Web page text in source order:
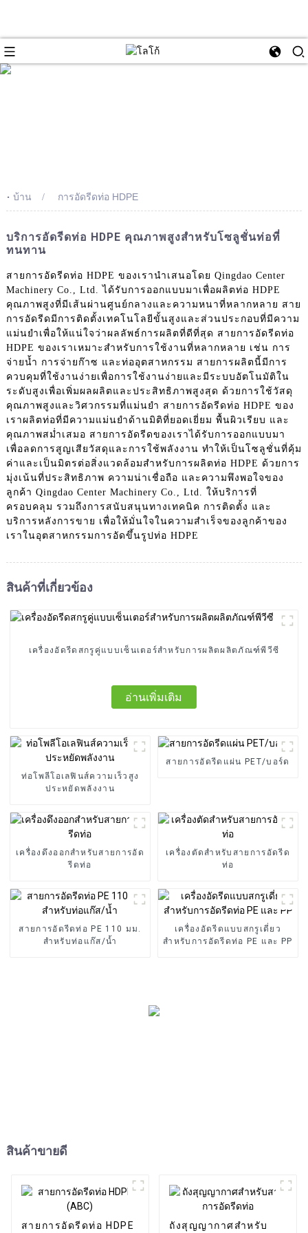
- บ้าน การอัดรีดท่อ HDPE
บริการอัดรีดท่อ HDPE คุณภาพสูงสำหรับโซลูชั่นท่อที่
ทนทาน
สายการอัดรีดท่อ HDPE ของเรานำเสนอโดย Qingdao Center
Machinery Co., Ltd. ได้รับการออกแบบมาเพื่อผลิตท่อ HDPE
คุณภาพสูงที่มีเส้นผ่านศูนย์กลางและความหนาที่หลากหลาย สาย
การอัดรีดมีการติดตั้งเทคโนโลยีขั้นสูงและส่วนประกอบที่มีความ
แม่นยำเพื่อให้แน่ใจว่าผลลัพธ์การผลิตที่ดีที่สุด สายการอัดรีดท่อ
HDPE ของเราเหมาะสำหรับการใช้งานที่หลากหลาย เช่น การ
จ่ายน้ำ การจ่ายก๊าซ และท่ออุตสาหกรรม สายการผลิตนี้มีการ
ควบคุมที่ใช้งานง่ายเพื่อการใช้งานง่ายและมีระบบอัตโนมัติใน
ระดับสูงเพื่อเพิ่มผลผลิตและประสิทธิภาพสูงสุด ด้วยการใช้วัสดุ
คุณภาพสูงและวิศวกรรมที่แม่นยำ สายการอัดรีดท่อ HDPE ของ
เราผลิตท่อที่มีความแม่นยำด้านมิติที่ยอดเยี่ยม พื้นผิวเรียบ และ
คุณภาพสม่ำเสมอ สายการอัดรีดของเราได้รับการออกแบบมา
เพื่อลดการสูญเสียวัสดุและการใช้พลังงาน ทำให้เป็นโซลูชั่นที่คุ้ม
ค่าและเป็นมิตรต่อสิ่งแวดล้อมสำหรับการผลิตท่อ HDPE ด้วยการ
มุ่งเน้นที่ประสิทธิภาพ ความน่าเชื่อถือ และความพึงพอใจของ
ลูกค้า Qingdao Center Machinery Co., Ltd. ให้บริการที่
ครอบคลุม รวมถึงการสนับสนุนทางเทคนิค การติดตั้ง และ
บริการหลังการขาย เพื่อให้มั่นใจในความสำเร็จของลูกค้าของ
เราในอุตสาหกรรมการอัดขึ้นรูปท่อ HDPE
สินค้าที่เกี่ยวข้อง
เครื่องอัดรีดสกรูคู่แบบเซ็นเตอร์สำหรับการผลิตผลิตภัณฑ์พีวีซี
อ่านเพิ่มเติม
ท่อโพลีโอเลฟินส์ความเร็วสูง
ประหยัดพลังงาน
สายการอัดรีดแผ่น PET/บอร์ด
เครื่องดึงออกสำหรับสายการอัด
รีดท่อ
เครื่องตัดสำหรับสายการอัดรีด
ท่อ
สายการอัดรีดท่อ PE 110 มม.
สำหรับท่อแก๊ส/น้ำ
เครื่องอัดรีดแบบสกรูเดี่ยว
สำหรับการอัดรีดท่อ PE และ PP
สินค้าขายดี
สายการอัดรีดท่อ HDPE
ถังสุญญากาศสำหรับ